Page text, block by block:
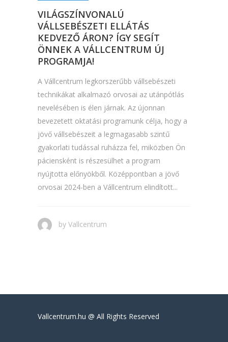
VILÁGSZÍNVONALÚ
VÁLLSEBÉSZETI ELLÁTÁS
KEDVEZŐ ÁRON? ÍGY SEGÍT
ÖNNEK A VÁLLCENTRUM ÚJ
PROGRAMJA!
A Vállcentrum legkorszerűbb vállsebészeti
technikákat alkalmazó orvosai az utánpótlás
nevelésében is élen járnak. Az újonnan
bevezetett oktatási programunk célja, hogy a
jövő vállsebészeit a legmagasabb szintű
gyakorlati tudással ruházza fel, miközben Ön
páciensként is részesülhet a program
nyújtotta előnyökből. Középpontban a jövő
orvosai 2024-ben a Vállcentrum elindított...
by Vallcentrum
Vallcentrum.hu @ All Rights Reserved